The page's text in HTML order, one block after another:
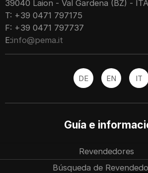
39040 Laion - Val Gardena (BZ) -
T: +39 0471 797175
F: +39 0471 797737
E:info@pema.it
DE EN IT
Guía e
Revendedores
Búsqueda de